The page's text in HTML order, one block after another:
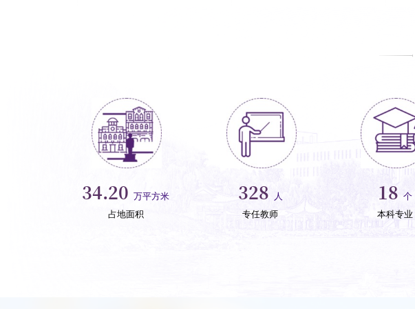
61.62 万平方米
占地面积
591
人
专任教师
32 个
本科专业